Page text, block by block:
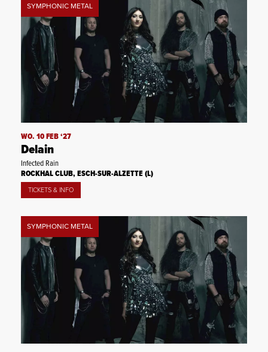
SYMPHONIC METAL
WO. 10 FEB ‘27
Delain
Infected Rain
ROCKHAL CLUB, ESCH-SUR-ALZETTE (L)
TICKETS & INFO
SYMPHONIC METAL